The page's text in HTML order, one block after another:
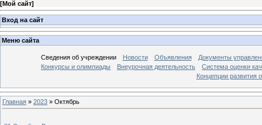
[Мой сайт]
Вход на сайт
Меню сайта
Сведения об учреждении Новости Объявления
Документы
Конкурсы и олимпиады
Внеурочная деятельность
Система оценки
Концепции развития
Главная » 2023 » Октябрь